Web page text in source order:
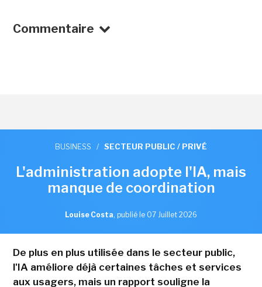
Commentaire
BUSINESS / SECTEUR PUBLIC / PRIVÉ
L'administration adopte l'IA, mais
manque de coordination
Louise Costa, publié le 07 Juillet 2026
De plus en plus utilisée dans le secteur public,
l'IA améliore déjà certaines tâches et services
aux usagers, mais un rapport souligne la